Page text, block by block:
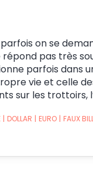
on se
pas très
parfois dans
vie et celle
sur les trottoirs,
| DOLLAR | EURO | FAUX